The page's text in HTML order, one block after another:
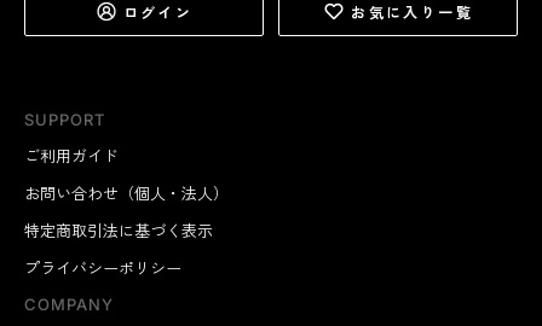
SUPPORT
ご利用ガイド
お問い合わせ（個人・法人）
特定商取引法に基づく表示
プライバシーポリシー
COMPANY
ログイン お気に入り一覧